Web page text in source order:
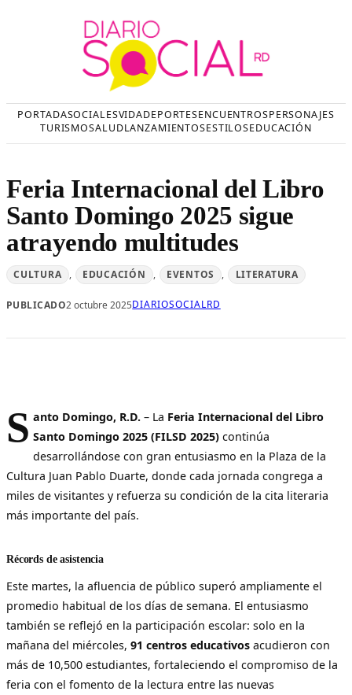
PORTADASOCIALESVIDADEPORTESENCUENTROSPERSONAJES
TURISMOSALUDLANZAMIENTOSESTILOSEDUCACIÓN
Feria Internacional del Libro
Santo Domingo 2025 sigue
atrayendo multitudes
CULTURA , EDUCACIÓN , EVENTOS , LITERATURA
PUBLICADO2 octubre 2025DIARIOSOCIALRD
S anto Domingo, R.D. – La Feria Internacional del Libro
Santo Domingo 2025 (FILSD 2025) continúa
desarrollándose con gran entusiasmo en la Plaza de la
Cultura Juan Pablo Duarte, donde cada jornada congrega a
miles de visitantes y refuerza su condición de la cita literaria
más importante del país.
Récords de asistencia
Este martes, la afluencia de público superó ampliamente el
promedio habitual de los días de semana. El entusiasmo
también se reflejó en la participación escolar: solo en la
mañana del miércoles, 91 centros educativos acudieron con
más de 10,500 estudiantes, fortaleciendo el compromiso de la
feria con el fomento de la lectura entre las nuevas